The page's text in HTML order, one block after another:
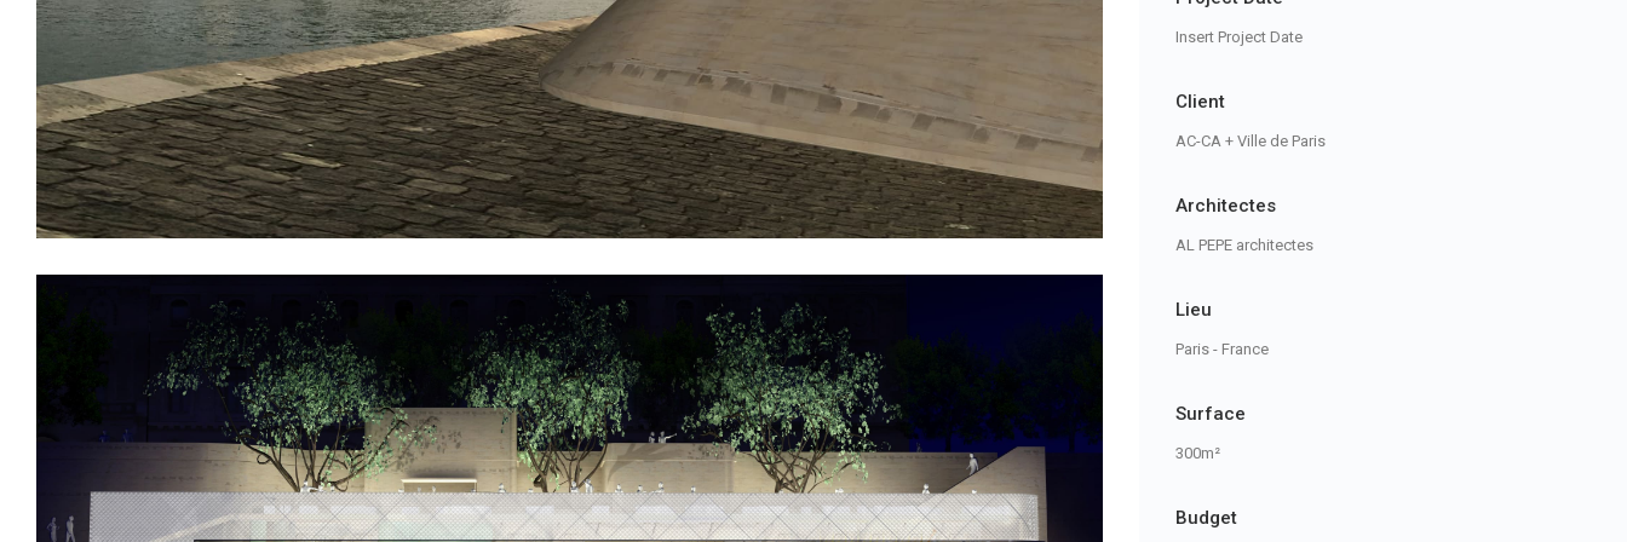
Insert Project Date
Client
AC-CA + Ville de Paris
Architectes
AL PEPE architectes
Lieu
Paris - France
Surface
300m²
Budget